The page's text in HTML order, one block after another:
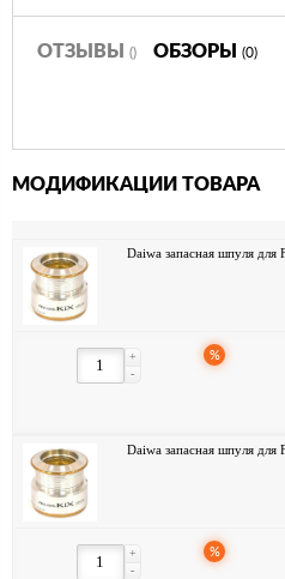
ОТЗЫВЫ () ОБЗОРЫ (0)
МОДИФИКАЦИИ ТОВАРА
Daiwa запасная шпуля для
-
+ %
Daiwa запасная шпуля для
-
+ %